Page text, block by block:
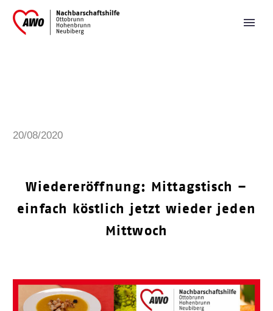
20/08/2020
Wiedereröffnung: Mittagstisch –
einfach köstlich jetzt wieder jeden
Mittwoch